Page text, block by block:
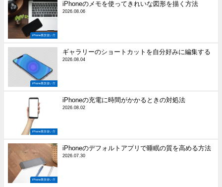
iPhone裏技使い方
iPhoneのメモを使ってきれいな図形を描く方法
2026.08.06
iPhone裏技使い方
ギャラリーのショートカットを自分好みに編集する
2026.08.04
iPhone裏技使い方
iPhoneの充電に時間がかかるときの対処法
2026.08.02
iPhone裏技使い方
iPhoneのデフォルトアプリで睡眠の質を高める方法
2026.07.30